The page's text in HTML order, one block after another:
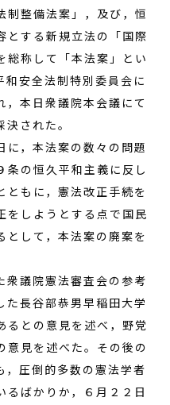
制整備法案」，及び，恒
とする新規立法の「国際
総称して「本法案」とい
和安全法制特別委員会に
，本日衆議院本会議にて
された。
，本法案の数々の問題
条の恒久平和主義に反し
ともに，憲法改正手続を
をしようとする点で国民
として，本法案の廃案を
議院憲法審査会の参考
た長谷部恭男早稲田大学
るとの意見を述べ，野党
意見を述べた。その後の
，圧倒的多数の憲法学者
ばかりか，６月２２日